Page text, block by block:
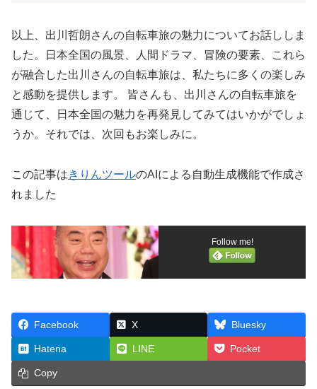
以上、出川哲朗さんの自転車旅の魅力についてお話ししま
した。日本全国の風景、人間ドラマ、冒険の要素、これら
が融合した出川さんの自転車旅は、私たちに多くの楽しみ
と感動を提供します。 皆さんも、出川さんの自転車旅を
通じて、日本全国の魅力を再発見してみてはいかがでしょ
うか。それでは、次回もお楽しみに。
この記事はきりんツールのAIによる自動生成機能で作成さ
れました
Follow me!
Facebook X Bluesky
Hatena LINE Pocket
Copy